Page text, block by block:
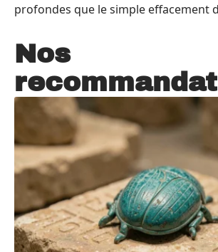
profondes que le simple effacement
Nos